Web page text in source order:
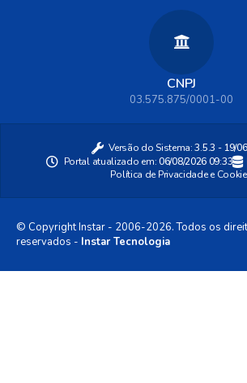
CNPJ
03.575.875/0001-00
Versão do Sistema:3.5.3 - 19/
Portal atualizado em:06/08/2026 09:33
Política de Privacidade e
© Copyright Instar - 2006-2026. Todos os
reservados - Instar Tecnologia